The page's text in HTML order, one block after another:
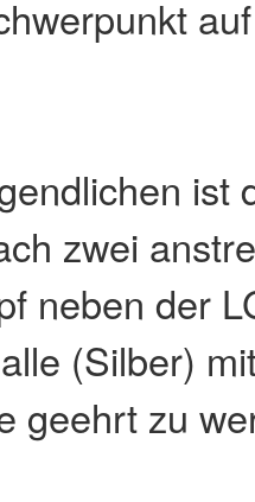
ist
zwei
neben der
(Silber)
geehrt zu